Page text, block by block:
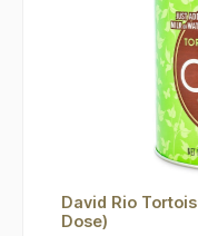
David Rio
Dose)